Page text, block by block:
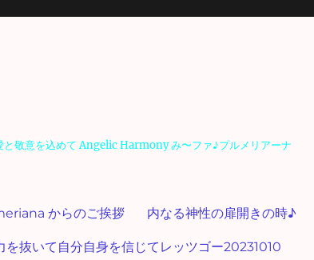
敬意を込めて Angelic Harmony み〜ファ♪プルメリアーナ
からのご挨拶 内なる神性の扉開きの時♪
を抜いて自分自身を信じてレッツゴー20231010